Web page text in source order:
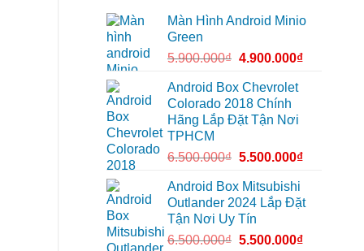
Thủ
Đức
cần
ánh
sáng
hơn
Camera
hành
trình
XL7
Quận
ghi
lại
mọi
Màn Hình Android Minio
Green
5.900.000₫ 4.900.000₫
Android Box Chevrolet
Colorado 2018 Chính
Hãng Lắp Đặt Tận Nơi
TPHCM
6.500.000₫ 5.500.000₫
Android Box Mitsubishi
Outlander 2024 Lắp Đặt
Tận Nơi Uy Tín
6.500.000₫ 5.500.000₫